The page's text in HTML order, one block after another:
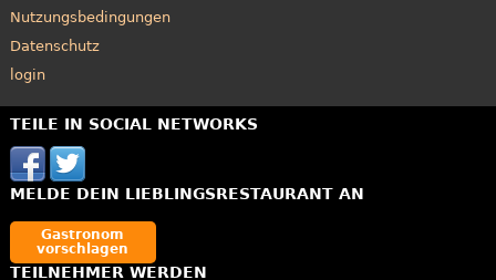
Nutzungsbedingungen
Datenschutz
login
TEILE IN SOCIAL NETWORKS
MELDE DEIN LIEBLINGSRESTAURANT AN
Gastronom
vorschlagen
TEILNEHMER WERDEN